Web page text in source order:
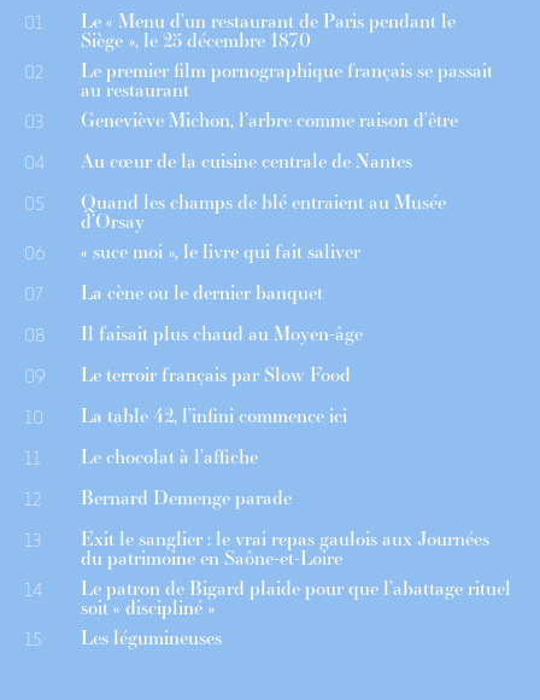
01 Le « Menu d’un restaurant de Paris pendant le
Siège », le 25 décembre 1870
02 Le premier film pornographique français se passait
au restaurant
03 Geneviève Michon, l’arbre comme raison d’être
04 Au cœur de la cuisine centrale de Nantes
05 Quand les champs de blé entraient au Musée
d’Orsay
06 « suce moi », le livre qui fait saliver
07 La cène ou le dernier banquet
08 Il faisait plus chaud au Moyen-âge
09 Le terroir français par Slow Food
10 La table 42, l’infini commence ici
11 Le chocolat à l’affiche
12 Bernard Demenge parade
13 Exit le sanglier : le vrai repas gaulois aux Journées
du patrimoine en Saône-et-Loire
14 Le patron de Bigard plaide pour que l’abattage rituel
soit « discipliné »
15 Les légumineuses